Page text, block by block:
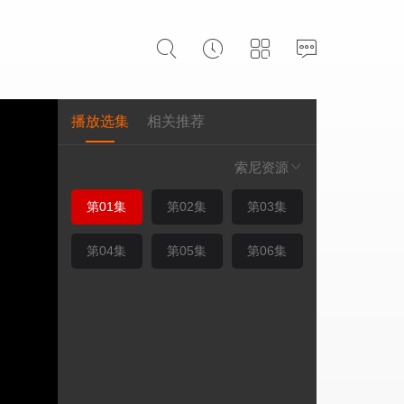
播放选集 相关推荐
索尼资源
第01集 第02集 第03集
第04集 第05集 第06集